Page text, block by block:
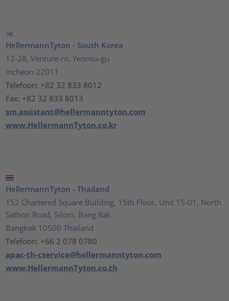
HellermannTyton - South Korea
12-28, Venture-ro, Yeonsu-gu
Incheon 22011
Telefoon: +82 32 833 8012
Fax: +82 32 833 8013
sm.assistant@hellermanntyton.com
www.HellermannTyton.co.kr
HellermannTyton - Thailand
152 Chartered Square Building, 15th Floor, Unit 15-01, North
Sathon Road, Silom, Bang Rak
Bangkok 10500 Thailand
Telefoon: +66 2 078 0780
apac-th-cservice@hellermanntyton.com
www.HellermannTyton.co.th